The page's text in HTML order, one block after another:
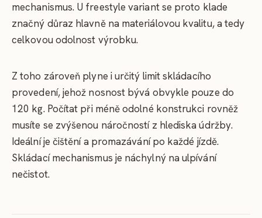
mechanismus. U freestyle variant se proto klade
značný důraz hlavně na materiálovou kvalitu, a tedy
celkovou odolnost výrobku.
Z toho zároveň plyne i určitý limit skládacího
provedení, jehož nosnost bývá obvykle pouze do
120 kg. Počítat při méně odolné konstrukci rovněž
musíte se zvýšenou náročností z hlediska údržby.
Ideální je čištění a promazávání po každé jízdě.
Skládací mechanismus je náchylný na ulpívání
nečistot.